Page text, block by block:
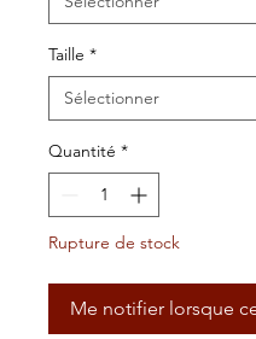
Taille *
Quantité *
Rupture de stock
Me notifier lorsque